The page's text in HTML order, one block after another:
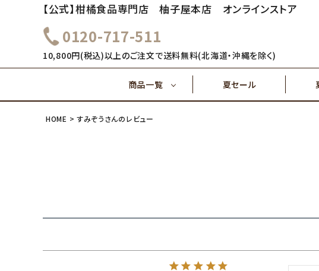
【公式】柑橘食品専門店 柚子屋本店 オンラインストア
0120-717-511
10,800円(税込)以上のご注文で送料無料(北海道・沖縄を除く)
商品一覧
ご飯のおとも(佃煮) その他特産
夏セール
健康飲料
搾り果汁100
～1,000円
5,000円～
HOME すみぞうさんのレビュー